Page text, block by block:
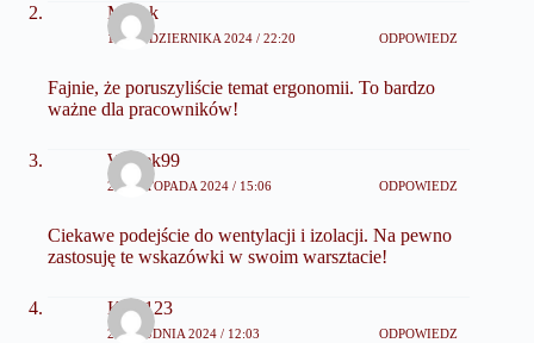
Misiak
16 PAŹDZIERNIKA 2024 / 22:20 ODPOWIEDZ
Fajnie, że poruszyliście temat ergonomii. To bardzo
ważne dla pracowników!
Wojtek99
20 LISTOPADA 2024 / 15:06 ODPOWIEDZ
Ciekawe podejście do wentylacji i izolacji. Na pewno
zastosuję te wskazówki w swoim warsztacie!
Kota123
27 GRUDNIA 2024 / 12:03 ODPOWIEDZ